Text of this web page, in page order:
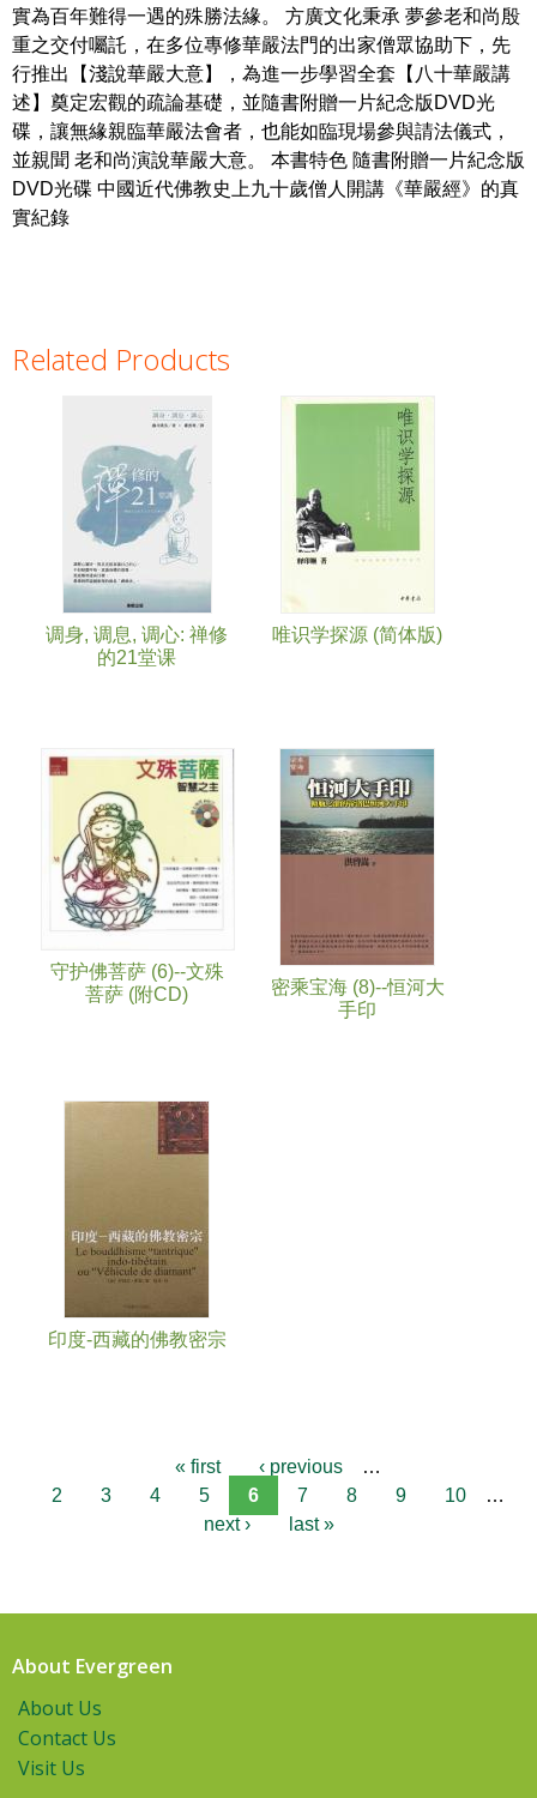
實為百年難得一遇的殊勝法緣。 方廣文化秉承 夢參老和尚殷
重之交付囑託，在多位專修華嚴法門的出家僧眾協助下，先
行推出【淺說華嚴大意】，為進一步學習全套【八十華嚴講
述】奠定宏觀的疏論基礎，並隨書附贈一片紀念版DVD光
碟，讓無緣親臨華嚴法會者，也能如臨現場參與請法儀式，
並親聞 老和尚演說華嚴大意。 本書特色 隨書附贈一片紀念版
DVD光碟 中國近代佛教史上九十歲僧人開講《華嚴經》的真
實紀錄
Related Products
调身, 调息, 调心: 禅修
的21堂课
唯识学探源 (简体版)
守护佛菩萨 (6)--文殊
菩萨 (附CD)
密乘宝海 (8)--恒河大
手印
印度-西藏的佛教密宗
« first ‹ previous
…
2
3 4 5 6 7 8 9 10
…
next ›
last »
About Evergreen
About Us
Contact Us
Visit Us